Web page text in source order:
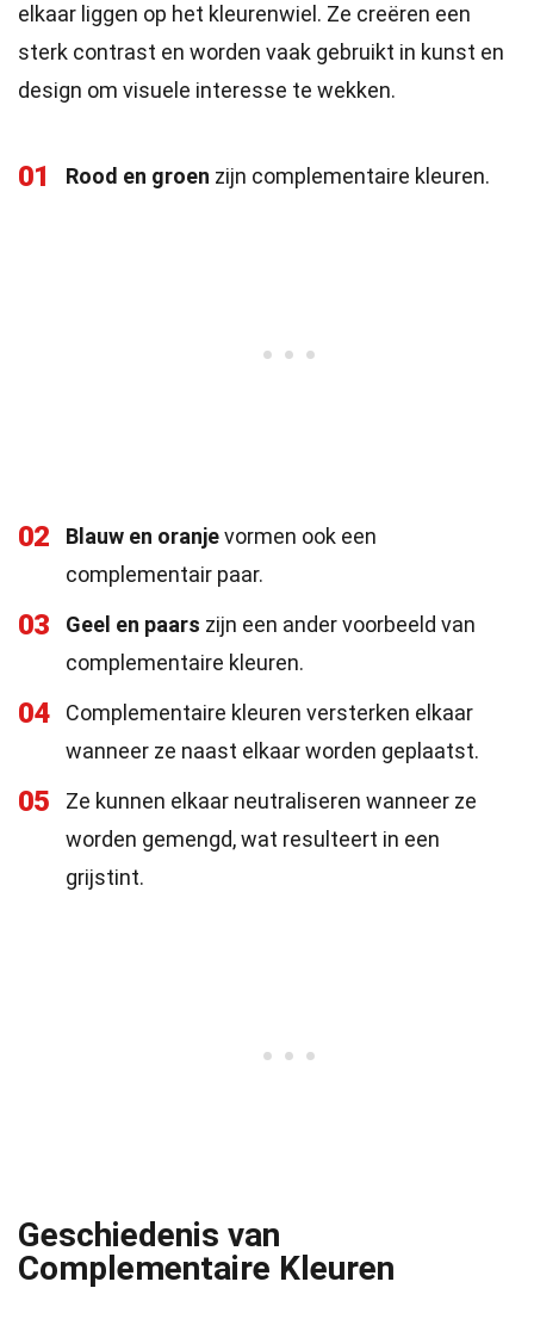
elkaar liggen op het kleurenwiel. Ze creëren een
sterk contrast en worden vaak gebruikt in kunst en
design om visuele interesse te wekken.
01 Rood en groen zijn complementaire kleuren.
02 Blauw en oranjevormen ook een
complementair paar.
03 Geel en paars zijn een ander voorbeeld van
complementaire kleuren.
04
Complementaire kleuren versterken elkaar
wanneer ze naast elkaar worden geplaatst.
05
Ze kunnen elkaar neutraliseren wanneer ze
worden gemengd, wat resulteert in een
grijstint.
Geschiedenis van
Complementaire Kleuren